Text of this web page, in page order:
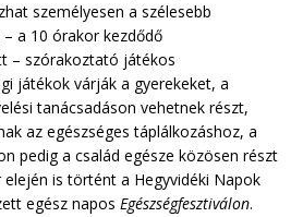
személyesen a szélesebb
a 10 órakor kezdődő
– szórakoztató játékos
játékok várják a gyerekeket, a
tanácsadáson vehetnek részt,
az egészséges táplálkozáshoz, a
pedig a család egésze közösen részt
is történt a Hegyvidéki Napok
egész napos Egészségfesztiválon.